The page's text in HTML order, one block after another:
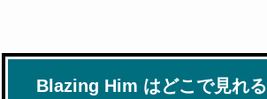
Blazing Him はどこで見れ